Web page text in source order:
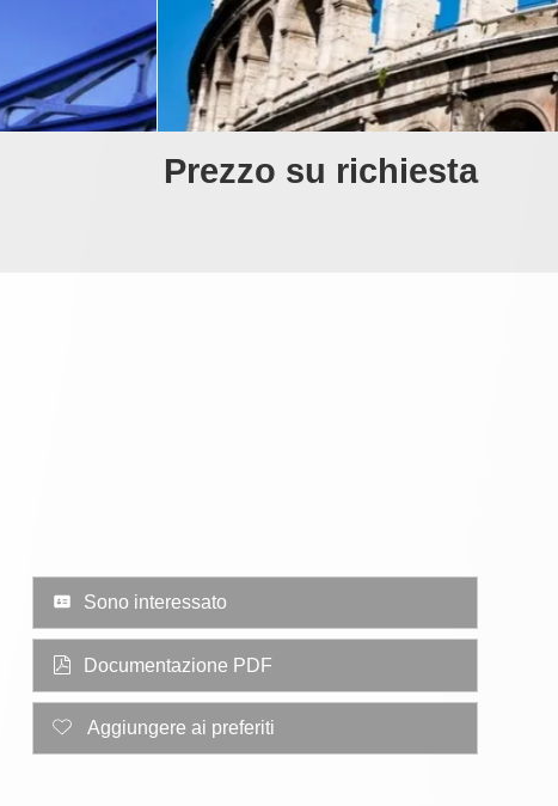
Prezzo su richiesta
Sono interessato
Documentazione PDF
Aggiungere ai preferiti